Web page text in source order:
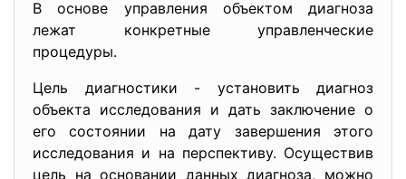
В основе управления объектом диагноза
лежат конкретные управленческие
процедуры.
Цель диагностики - установить диагноз
объекта исследования и дать заключение о
его состоянии на дату завершения этого
исследования и на перспективу. Осуществив
цель на основании данных диагноза, можно